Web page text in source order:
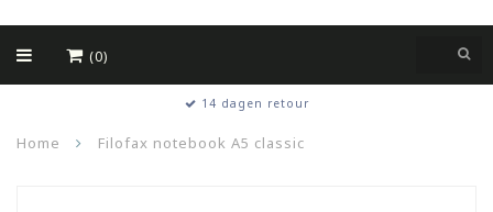
(0)
14 dagen retour
Home Filofax notebook A5 classic